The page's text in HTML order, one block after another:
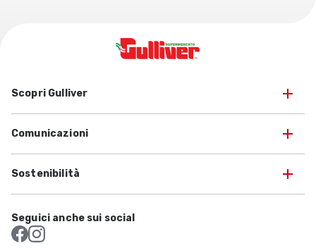
Scopri Gulliver
Comunicazioni
Sostenibilità
Seguici anche sui social